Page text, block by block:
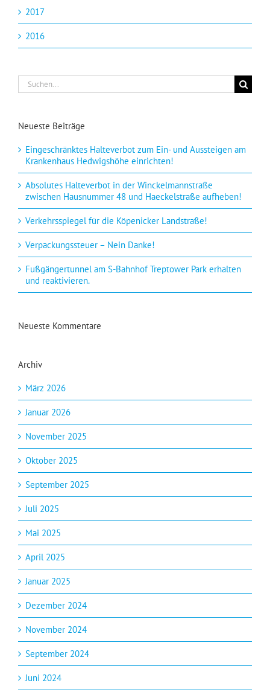
2017
2016
Suche
nach:
Neueste Beiträge
Eingeschränktes Halteverbot zum Ein- und Aussteigen am
Krankenhaus Hedwigshöhe einrichten!
Absolutes Halteverbot in der Winckelmannstraße
zwischen Hausnummer 48 und Haeckelstraße aufheben!
Verkehrsspiegel für die Köpenicker Landstraße!
Verpackungssteuer – Nein Danke!
Fußgängertunnel am S-Bahnhof Treptower Park erhalten
und reaktivieren.
Neueste Kommentare
Archiv
März 2026
Januar 2026
November 2025
Oktober 2025
September 2025
Juli 2025
Mai 2025
April 2025
Januar 2025
Dezember 2024
November 2024
September 2024
Juni 2024